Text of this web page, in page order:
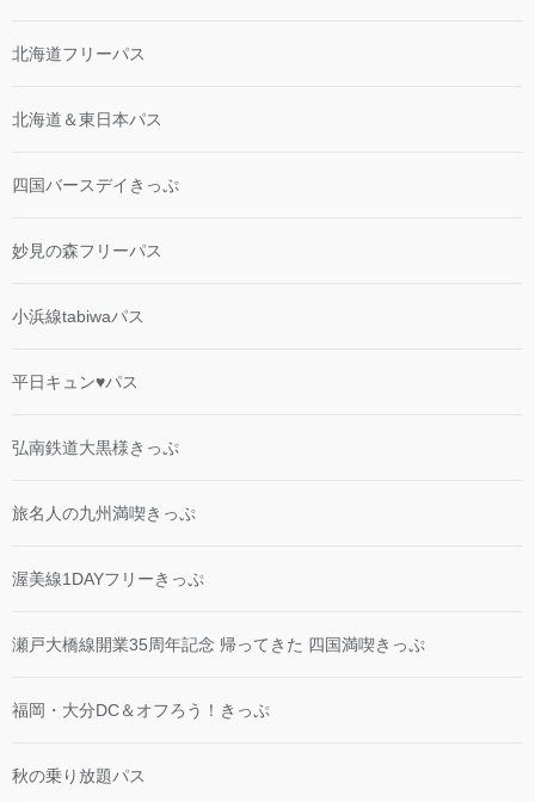
北海道フリーパス
北海道＆東日本パス
四国バースデイきっぷ
妙見の森フリーパス
小浜線tabiwaパス
平日キュン♥パス
弘南鉄道大黒様きっぷ
旅名人の九州満喫きっぷ
渥美線1DAYフリーきっぷ
瀬戸大橋線開業35周年記念 帰ってきた 四国満喫きっぷ
福岡・大分DC＆オフろう！きっぷ
秋の乗り放題パス